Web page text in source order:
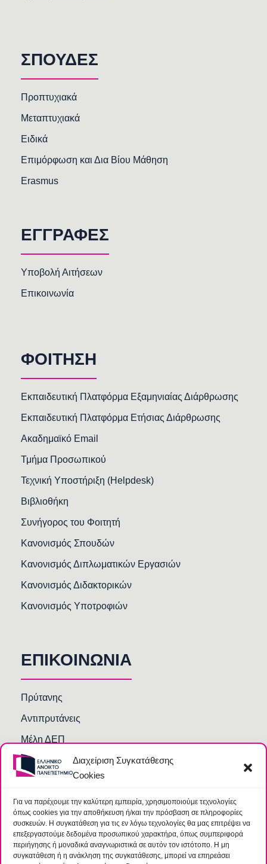
Διαχείριση Συγκατάθεσης
Cookies
Για να παρέχουμε την καλύτερη εμπειρία, χρησιμοποιούμε τεχνολογίες
όπως cookies για την αποθήκευση ή/και την πρόσβαση σε πληροφορίες
συσκευών. Η συγκατάθεση για τις εν λόγω τεχνολογίες θα μας επιτρέψει να
επεξεργαστούμε δεδομένα προσωπικού χαρακτήρα, όπως συμπεριφορά
περιήγησης ή μοναδικά αναγνωριστικά σε αυτόν τον ιστότοπο. Η μη
συγκατάθεση ή η ανάκληση της συγκατάθεσης, μπορεί να επηρεάσει
ΣΠΟΥΔΕΣ
Προπτυχιακά
Μεταπτυχιακά
Ειδικά
Επιμόρφωση και Δια Βίου Μάθηση
Erasmus
ΕΓΓΡΑΦΕΣ
Υποβολή Αιτήσεων
Επικοινωνία
ΦΟΙΤΗΣΗ
Εκπαιδευτική Πλατφόρμα Εξαμηνιαίας Διάρθρωσης
Εκπαιδευτική Πλατφόρμα Ετήσιας Διάρθρωσης
Ακαδημαϊκό Email
Τμήμα Προσωπικού
Τεχνική Υποστήριξη (Helpdesk)
Βιβλιοθήκη
Συνήγορος του Φοιτητή
Κανονισμός Σπουδών
Κανονισμός Διπλωματικών Εργασιών
Κανονισμός Διδακτορικών
Κανονισμός Υποτροφιών
ΕΠΙΚΟΙΝΩΝΙΑ
Πρύτανης
Αντιπρυτάνεις
Μέλη ΔΕΠ
Τμήματα και Υπηρεσίες
Γραμματείες Κοσμητειών Σχολών
Βιβλιοθήκη
Συχνές Ερωτήσεις